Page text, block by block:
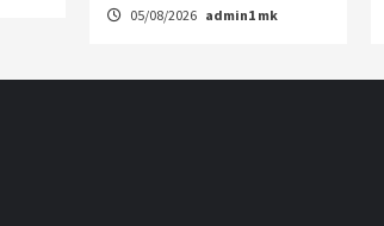
05/08/2026 admin1 mk